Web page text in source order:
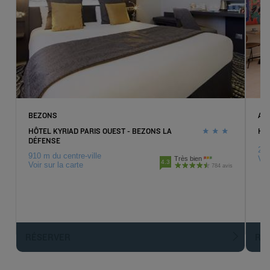
BEZONS
HÔTEL KYRIAD PARIS OUEST - BEZONS LA
DÉFENSE
910 m du centre-ville
Voir sur la carte
4.3 Très bien
784 avis